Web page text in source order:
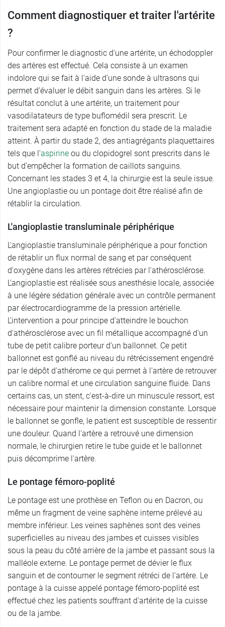
Comment diagnostiquer et traiter l'artérite
?
Pour confirmer le diagnostic d'une artérite, un échodoppler
des artères est effectué. Cela consiste à un examen
indolore qui se fait à l'aide d'une sonde à ultrasons qui
permet d'évaluer le débit sanguin dans les artères. Si le
résultat conclut à une artérite, un traitement pour
vasodilatateurs de type buflomédil sera prescrit. Le
traitement sera adapté en fonction du stade de la maladie
atteint. À partir du stade 2, des antiagrégants plaquettaires
tels que l'aspirine ou du clopidogrel sont prescrits dans le
but d'empêcher la formation de caillots sanguins.
Concernant les stades 3 et 4, la chirurgie est la seule issue.
Une angioplastie ou un pontage doit être réalisé afin de
rétablir la circulation.
L'angioplastie transluminale périphérique
L'angioplastie transluminale périphérique a pour fonction
de rétablir un flux normal de sang et par conséquent
d'oxygène dans les artères rétrécies par l'athérosclérose.
L'angioplastie est réalisée sous anesthésie locale, associée
à une légère sédation générale avec un contrôle permanent
par électrocardiogramme de la pression artérielle.
L'intervention a pour principe d'atteindre le bouchon
d'athérosclérose avec un fil métallique accompagné d'un
tube de petit calibre porteur d’un ballonnet. Ce petit
ballonnet est gonflé au niveau du rétrécissement engendré
par le dépôt d'athérome ce qui permet à l'artère de retrouver
un calibre normal et une circulation sanguine fluide. Dans
certains cas, un stent, c'est-à-dire un minuscule ressort, est
nécessaire pour maintenir la dimension constante. Lorsque
le ballonnet se gonfle, le patient est susceptible de ressentir
une douleur. Quand l'artère a retrouvé une dimension
normale, le chirurgien retire le tube guide et le ballonnet
puis décomprime l'artère.
Le pontage fémoro-poplité
Le pontage est une prothèse en Teflon ou en Dacron, ou
même un fragment de veine saphène interne prélevé au
membre inférieur. Les veines saphènes sont des veines
superficielles au niveau des jambes et cuisses visibles
sous la peau du côté arrière de la jambe et passant sous la
malléole externe. Le pontage permet de dévier le flux
sanguin et de contourner le segment rétréci de l'artère. Le
pontage à la cuisse appelé pontage fémoro-poplité est
effectué chez les patients souffrant d'artérite de la cuisse
ou de la jambe.